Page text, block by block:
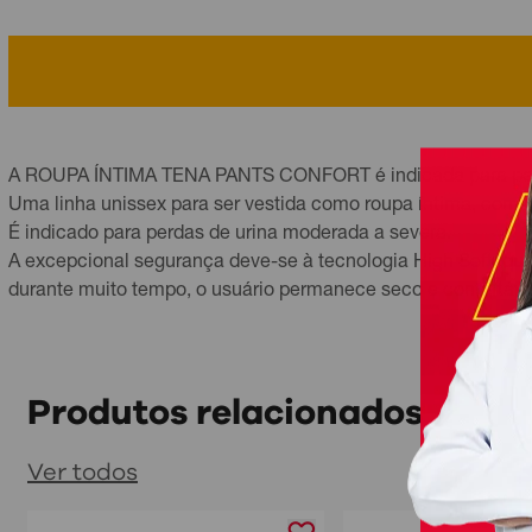
A ROUPA ÍNTIMA TENA PANTS CONFORT é indicada
Uma linha unissex para ser vestida como roupa íntima,
É indicado para perdas de urina moderada a severa.
A excepcional segurança deve-se à tecnologia High Soft,
durante muito tempo, o usuário permanece seco e
Produtos relacionados
Ver todos